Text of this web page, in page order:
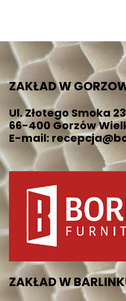
ZAKŁAD W
Ul. Złotego Smoka 23
66-400 Gorzów
E-mail:
ZAKŁAD W